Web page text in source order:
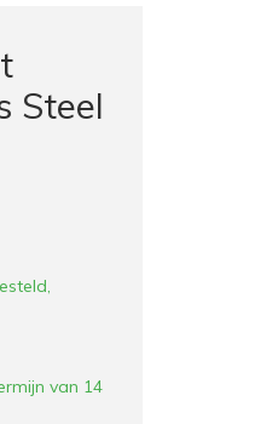
Steel
van 14